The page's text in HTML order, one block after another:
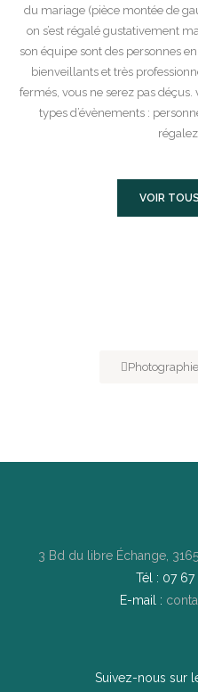
du mariage (pièce montée de
on s’est régalé gustativement
son équipe sont des personnes
bienveillants et très
fermés, vous ne serez pas
types d’évènements :
VOIR
3 Bd du libre Échange,
Tél : 07
E-mail :
Suivez-nous sur